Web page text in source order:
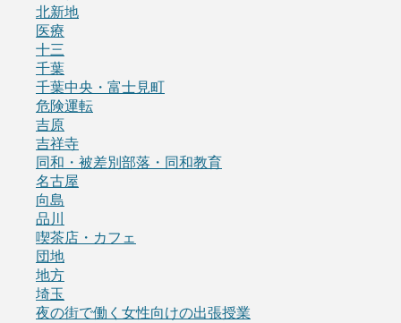
北新地
医療
十三
千葉
千葉中央・富士見町
危険運転
吉原
吉祥寺
同和・被差別部落・同和教育
名古屋
向島
品川
喫茶店・カフェ
団地
地方
埼玉
夜の街で働く女性向けの出張授業